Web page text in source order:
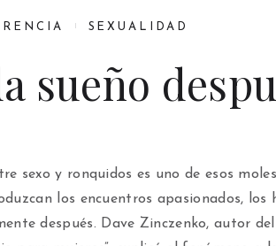
SEXUALIDAD
sueño
sexo y ronquidos es uno de esos
los encuentros apasionados, los
después. Dave Zinczenko, autor